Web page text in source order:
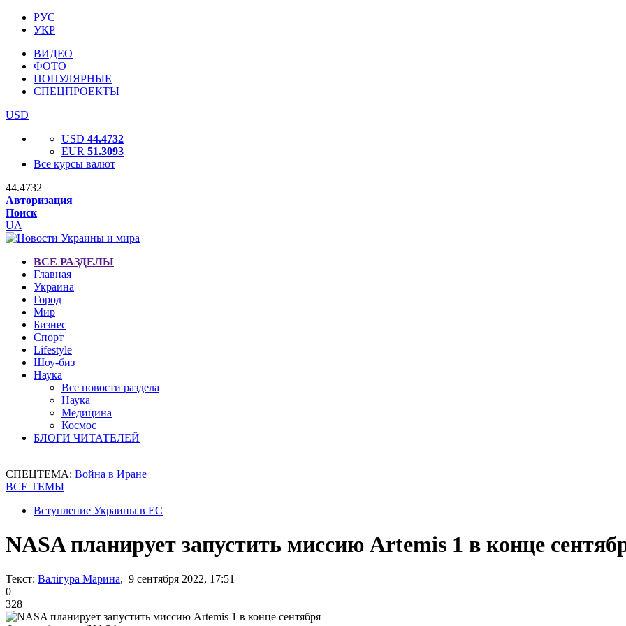
РУС
УКР
ВИДЕО
ФОТО
ПОПУЛЯРНЫЕ
СПЕЦПРОЕКТЫ
USD
USD 44.4732
EUR 51.3093
Все курсы валют
44.4732
Авторизация
Поиск
UA
ВСЕ РАЗДЕЛЫ
Главная
Украина
Город
Мир
Бизнес
Спорт
Lifestyle
Шоу-биз
Наука
Все новости раздела
Наука
Медицина
Космос
БЛОГИ ЧИТАТЕЛЕЙ
СПЕЦТЕМА: Война в Иране
ВСЕ ТЕМЫ
Вступление Украины в ЕС
NASA планирует запустить миссию Artemis 1 в конце
Текст: Валігура Марина, 9 сентября 2022, 17:51
0
328